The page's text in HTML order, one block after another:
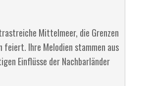
Mittelmeer, die Grenzen
Ihre Melodien stammen aus
Einflüsse der Nachbarländer